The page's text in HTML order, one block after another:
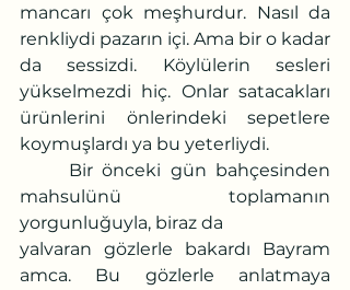
mancarı çok meşhurdur. Nasıl da
renkliydi pazarın içi. Ama bir o kadar
da sessizdi. Köylülerin sesleri
yükselmezdi hiç. Onlar satacakları
ürünlerini önlerindeki sepetlere
koymuşlardı ya bu yeterliydi.
mahsulünü toplamanın
yorgunluğuyla, biraz da
yalvaran gözlerle bakardı Bayram
amca. Bu gözlerle anlatmaya